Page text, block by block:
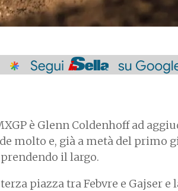
è Glenn Coldenhoff ad
molto e, già a metà del primo
il largo.
piazza tra Febvre e Gajser e